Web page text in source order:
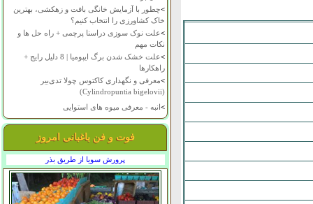
>چطور با آزمایش خانگی بافت و زهکشی، بهترین
خاک کشاورزی را انتخاب کنیم؟
>علت نوک سوزی دراسنا پرچمی + راه حل ها و
نکات مهم
>
علت خشک شدن برگ ایپومیا | 8 دلیل رایج +
راهکارها
>معرفی و نگهداری کاکتوس چولا تدی‌بیر
(Cylindropuntia bigelovii)
>انبه - معرفی میوه های استوایی
فوت و فن باغبانی امروز
پرورش سویا از طریق بذر